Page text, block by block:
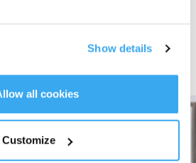
Show details
all cookies
Customize
hrany a chytře upravuje čisticí trasu během
reflexním oknům nejen za jasného světla,